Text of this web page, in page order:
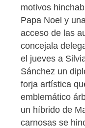
motivos
Papa Noel y
acceso de las
concejala
el jueves a
Sánchez un
forja artística
emblemático
un híbrido de
carnosas se